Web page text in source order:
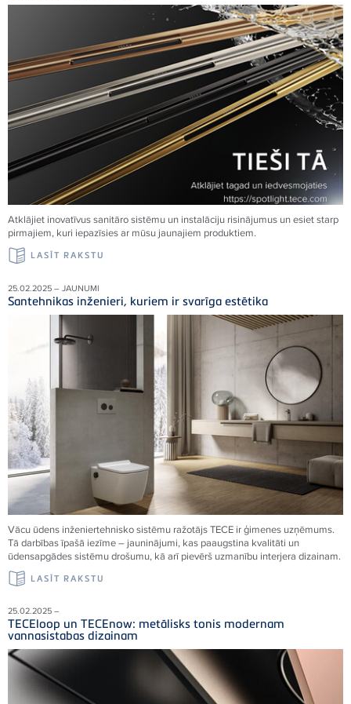
Atklājiet inovatīvus sanitāro sistēmu un instalāciju risinājumus un esiet starp
pirmajiem, kuri iepazīsies ar mūsu jaunajiem produktiem.
LASĪT RAKSTU
25.02.2025 – JAUNUMI
Santehnikas inženieri, kuriem ir svarīga estētika
Vācu ūdens inženiertehnisko sistēmu ražotājs TECE ir ģimenes uzņēmums.
Tā darbības īpašā iezīme – jauninājumi, kas paaugstina kvalitāti un
ūdensapgādes sistēmu drošumu, kā arī pievērš uzmanību interjera dizainam.
LASĪT RAKSTU
25.02.2025 –
TECEloop un TECEnow: metālisks tonis modernam
vannasistabas dizainam